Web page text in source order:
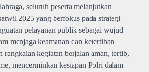
seluruh peserta melanjutkan
2025 yang berfokus pada strategi
pelayanan publik sebagai wujud
menjaga keamanan dan ketertiban
rangkaian kegiatan berjalan aman, tertib,
mencerminkan kesiapan Polri dalam